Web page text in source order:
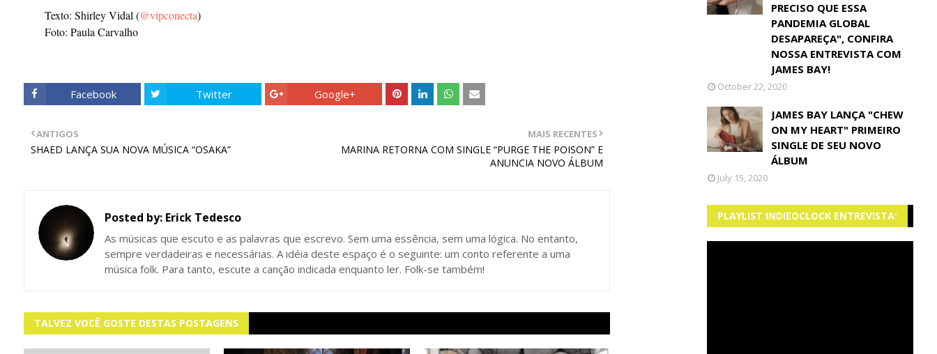
Texto: Shirley Vidal (@vipconecta)
Foto: Paula Carvalho
Facebook Twitter Google+
MAIS RECENTES
MARINA RETORNA COM SINGLE “PURGE THE POISON” E
ANUNCIA NOVO ÁLBUM
ANTIGOS
SHAED LANÇA SUA NOVA MÚSICA “OSAKA”
Posted by:Erick Tedesco
As músicas que escuto e as palavras que escrevo. Sem uma essência, sem uma lógica. No entanto,
sempre verdadeiras e necessárias. A idéia deste espaço é o seguinte: um conto referente a uma
música folk. Para tanto, escute a canção indicada enquanto ler. Folk-se também!
TALVEZ VOCÊ GOSTE DESTAS POSTAGENS
PRECISO QUE ESSA
PANDEMIA GLOBAL
DESAPAREÇA", CONFIRA
NOSSA ENTREVISTA COM
JAMES BAY!
October 22, 2020
JAMES BAY LANÇA "CHEW
ON MY HEART" PRIMEIRO
SINGLE DE SEU NOVO
ÁLBUM
July 15, 2020
PLAYLIST INDIEOCLOCK ENTREVISTA: